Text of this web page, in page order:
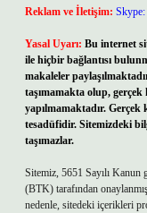
Reklam ve İletişim:
Yasal Uyarı: Bu internet
ile hiçbir bağlantısı
makaleler
taşımamakta olup,
yapılmamaktadır.
tesadüfidir. Sitemizdeki
taşımazlar.
Sitemiz, 5651 Sayılı
(BTK) tarafından
nedenle, sitedeki içerikleri